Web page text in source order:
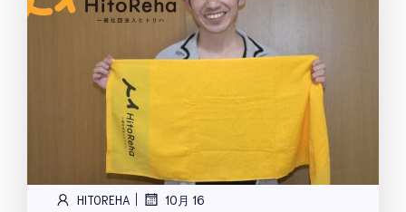
HITOREHA | 10月 16